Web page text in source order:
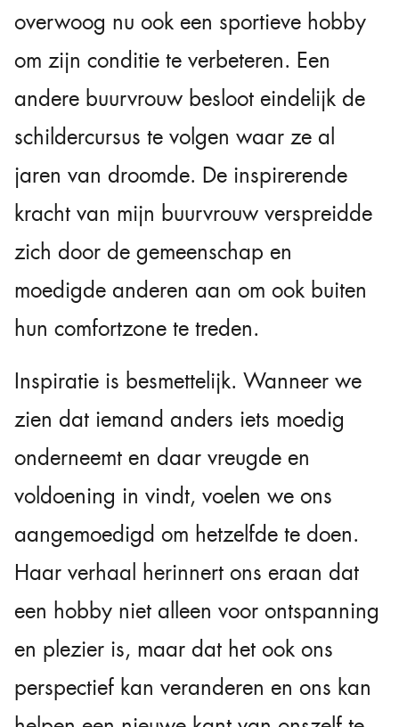
overwoog nu ook een sportieve hobby
om zijn conditie te verbeteren. Een
andere buurvrouw besloot eindelijk de
schildercursus te volgen waar ze al
jaren van droomde. De inspirerende
kracht van mijn buurvrouw verspreidde
zich door de gemeenschap en
moedigde anderen aan om ook buiten
hun comfortzone te treden.
Inspiratie is besmettelijk. Wanneer we
zien dat iemand anders iets moedig
onderneemt en daar vreugde en
voldoening in vindt, voelen we ons
aangemoedigd om hetzelfde te doen.
Haar verhaal herinnert ons eraan dat
een hobby niet alleen voor ontspanning
en plezier is, maar dat het ook ons
perspectief kan veranderen en ons kan